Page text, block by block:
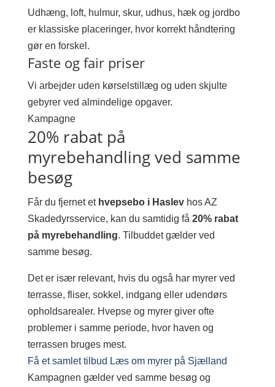
Udhæng, loft, hulmur, skur, udhus, hæk og jordbo
er klassiske placeringer, hvor korrekt håndtering
gør en forskel.
Faste og fair priser
Vi arbejder uden kørselstillæg og uden skjulte
gebyrer ved almindelige opgaver.
Kampagne
20% rabat på
myrebehandling ved samme
besøg
Får du fjernet et hvepsebo i Haslevhos AZ
Skadedyrsservice, kan du samtidig få 20% rabat
på myrebehandling. Tilbuddet gælder ved
samme besøg.
Det er især relevant, hvis du også har myrer ved
terrasse, fliser, sokkel, indgang eller udendørs
opholdsarealer. Hvepse og myrer giver ofte
problemer i samme periode, hvor haven og
terrassen bruges mest.
Få et samlet tilbud Læs om myrer på Sjælland
Kampagnen gælder ved samme besøg og